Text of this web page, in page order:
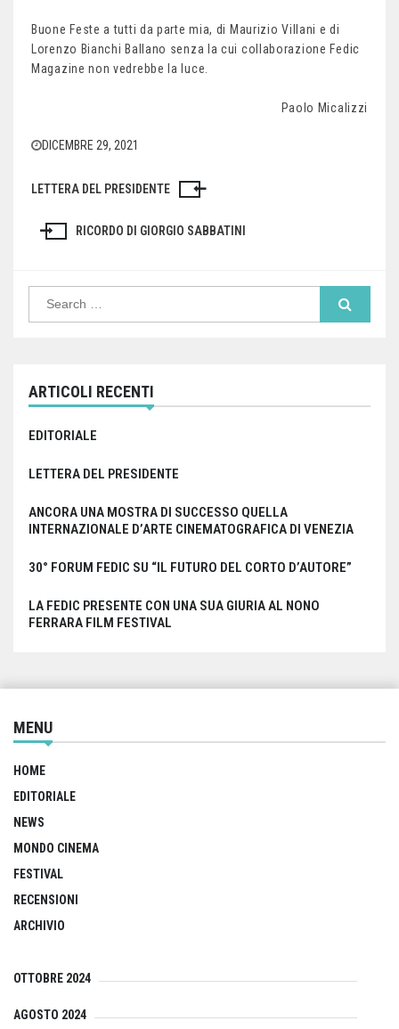
Buone Feste a tutti da parte mia, di Maurizio Villani e di
Lorenzo Bianchi Ballano senza la cui collaborazione Fedic
Magazine non vedrebbe la luce.
Paolo Micalizzi
DICEMBRE 29, 2021
Navigazione
articoli
LETTERA DEL PRESIDENTE
RICORDO DI GIORGIO SABBATINI
ARTICOLI RECENTI
EDITORIALE
LETTERA DEL PRESIDENTE
ANCORA UNA MOSTRA DI SUCCESSO QUELLA
INTERNAZIONALE D’ARTE CINEMATOGRAFICA DI VENEZIA
30° FORUM FEDIC SU “IL FUTURO DEL CORTO D’AUTORE”
LA FEDIC PRESENTE CON UNA SUA GIURIA AL NONO
FERRARA FILM FESTIVAL
MENU
HOME
EDITORIALE
NEWS
MONDO CINEMA
FESTIVAL
RECENSIONI
ARCHIVIO
OTTOBRE 2024
AGOSTO 2024